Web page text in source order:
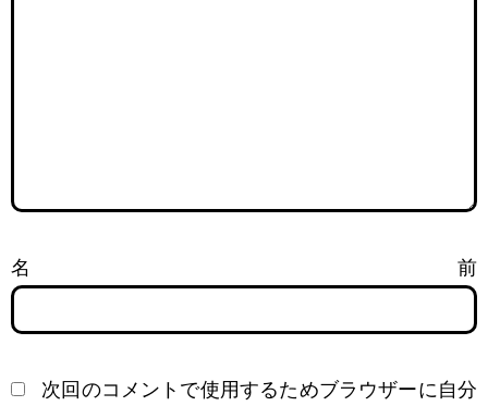
名前
次回のコメントで使用するためブラウザーに自分